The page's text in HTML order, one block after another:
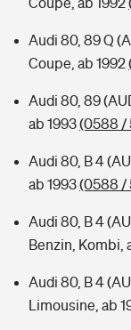
Audi 80, 89 Q
Coupe, ab 1992
Audi 80, 89
ab 1993(0588 /
Audi 80, B 4
ab 1993(0588 /
Audi 80, B 4
Benzin, Kombi,
Audi 80, B 4
Limousine, ab